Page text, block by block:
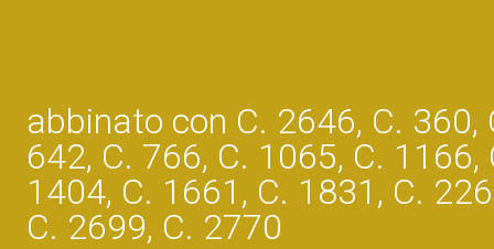
abbinato con C. 2646, C. 360,
642, C. 766, C. 1065, C. 1166,
1404, C. 1661, C. 1831, C.
C. 2699, C. 2770